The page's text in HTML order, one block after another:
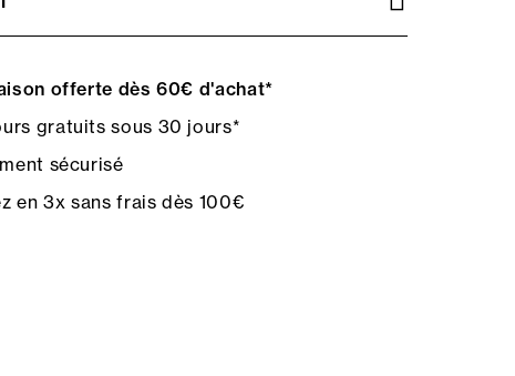
offerte dès 60€ d'achat*
gratuits sous 30 jours*
sécurisé
en 3x sans frais dès 100€